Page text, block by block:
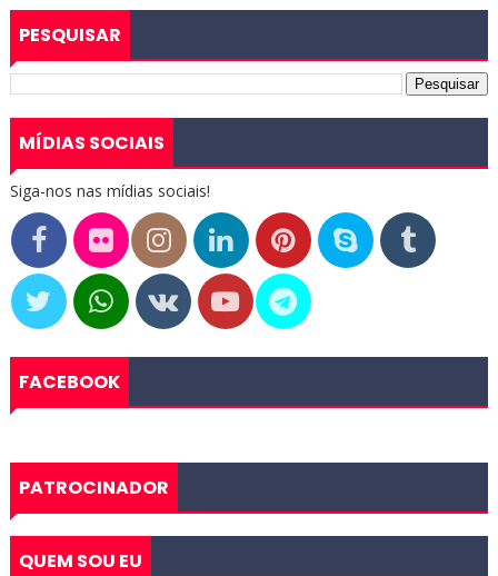
PESQUISAR
MÍDIAS SOCIAIS
Siga-nos nas mídias sociais!
FACEBOOK
PATROCINADOR
QUEM SOU EU